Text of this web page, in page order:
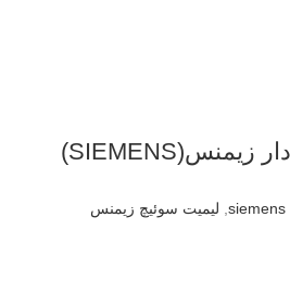
میکروسوئیچ قرقره دار زیمنس(SIEMENS)
لیمیت سوئیچ زیمنس